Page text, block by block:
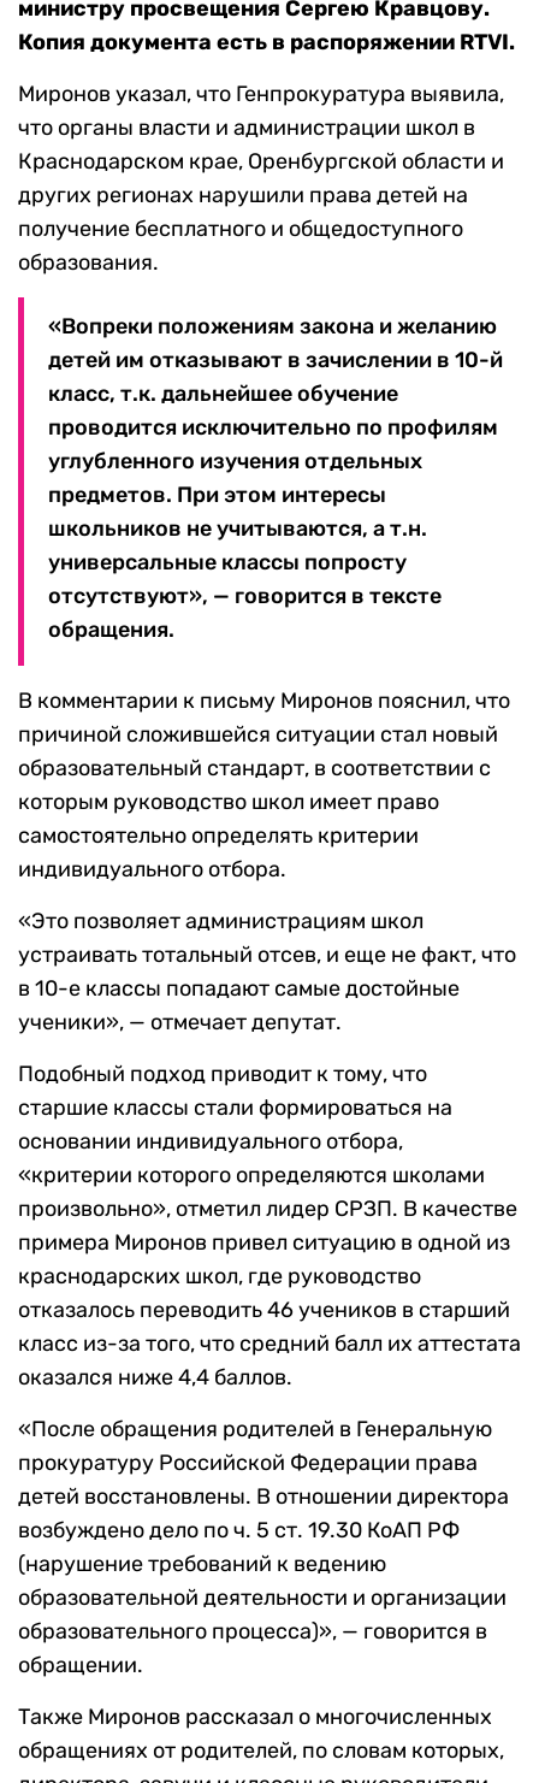
министру просвещения Сергею Кравцову.
Копия документа есть в распоряжении RTVI.
Миронов указал, что Генпрокуратура выявила,
что органы власти и администрации школ в
Краснодарском крае, Оренбургской области и
других регионах нарушили права детей на
получение бесплатного и общедоступного
образования.
«Вопреки положениям закона и желанию
детей им отказывают в зачислении в 10-й
класс, т.к. дальнейшее обучение
проводится исключительно по профилям
углубленного изучения отдельных
предметов. При этом интересы
школьников не учитываются, а т.н.
универсальные классы попросту
отсутствуют», — говорится в тексте
обращения.
В комментарии к письму Миронов пояснил, что
причиной сложившейся ситуации стал новый
образовательный стандарт, в соответствии с
которым руководство школ имеет право
самостоятельно определять критерии
индивидуального отбора.
«Это позволяет администрациям школ
устраивать тотальный отсев, и еще не факт, что
в 10-е классы попадают самые достойные
ученики», — отмечает депутат.
Подобный подход приводит к тому, что
старшие классы стали формироваться на
основании индивидуального отбора,
«критерии которого определяются школами
произвольно», отметил лидер СРЗП. В качестве
примера Миронов привел ситуацию в одной из
краснодарских школ, где руководство
отказалось переводить 46 учеников в старший
класс из-за того, что средний балл их аттестата
оказался ниже 4,4 баллов.
«После обращения родителей в Генеральную
прокуратуру Российской Федерации права
детей восстановлены. В отношении директора
возбуждено дело по ч. 5 ст. 19.30 КоАП РФ
(нарушение требований к ведению
образовательной деятельности и организации
образовательного процесса)», — говорится в
обращении.
Также Миронов рассказал о многочисленных
обращениях от родителей, по словам которых,